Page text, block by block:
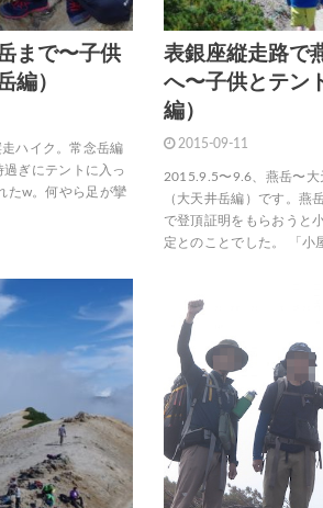
まで〜子供
編）
ハイク。常念岳編
ぎにテントに入っ
たw。何やら足が攣
表銀座縦走路で
へ〜子供とテン
編）
2015-09-11
2015.9.5〜9.6、燕岳〜大
（大天井岳編）です。燕
で登頂証明をもらおうと
定とのことでした。 「小